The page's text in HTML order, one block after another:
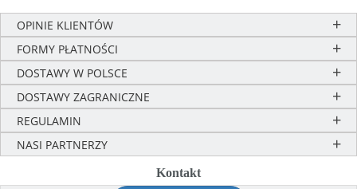
OPINIE KLIENTÓW
FORMY PŁATNOŚCI
DOSTAWY W POLSCE
DOSTAWY ZAGRANICZNE
Kontakt
REGULAMIN
NASI PARTNERZY